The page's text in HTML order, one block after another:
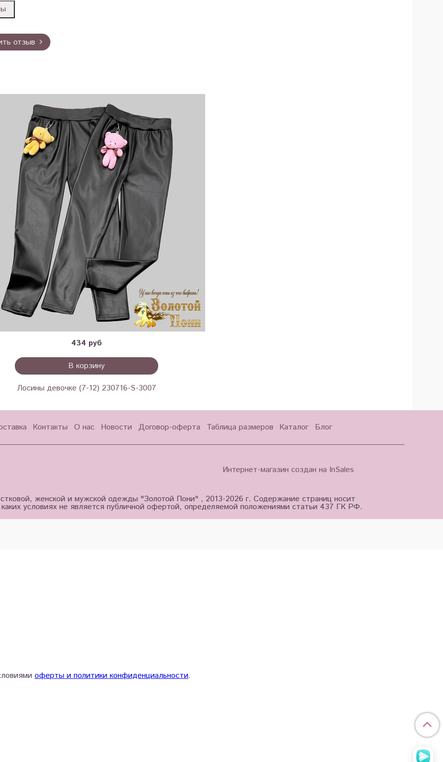
отзыв
434 руб
В корзину
Лосины девочке (7-12) 230716-S-3007
Контакты О нас Новости Договор-оферта Таблица размеров Каталог Блог
Интернет-магазин создан на InSales
женской и мужской одежды "Золотой Пони" , 2013-2026 г. Содержание страниц носит
условиях не является публичной офертой, определяемой положениями статьи 437 ГК РФ.
оферты и политики конфиденциальности.